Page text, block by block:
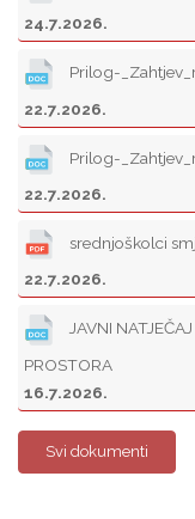
24.7.2026.
Prilog-
22.7.2026.
Prilog-
22.7.2026.
srednjoškolci
22.7.2026.
JAVNI
PROSTORA
16.7.2026.
Svi dokumenti